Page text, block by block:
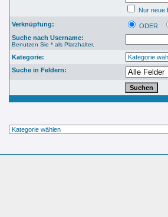
Nur neue
Verknüpfung:
ODER
Suche nach Username:
Benutzen Sie * als Platzhalter.
Kategorie:
Suche in Feldern: